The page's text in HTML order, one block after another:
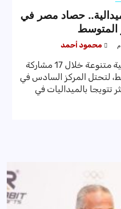
مشاركة و620 ميدالية.. حصاد مصر في
المتوسط
محمود أحمد
حققت مصر 620 ميدالية متنوعة خلال 17 مشاركة
لتحتل المركز السادس في
تتويجا بالميداليات في